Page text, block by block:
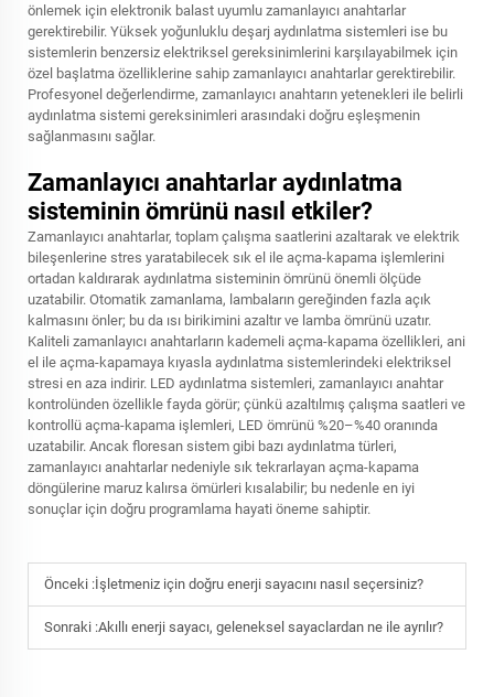
önlemek için elektronik balast uyumlu zamanlayıcı anahtarlar
gerektirebilir. Yüksek yoğunluklu deşarj aydınlatma sistemleri ise bu
sistemlerin benzersiz elektriksel gereksinimlerini karşılayabilmek için
özel başlatma özelliklerine sahip zamanlayıcı anahtarlar gerektirebilir.
Profesyonel değerlendirme, zamanlayıcı anahtarın yetenekleri ile belirli
aydınlatma sistemi gereksinimleri arasındaki doğru eşleşmenin
sağlanmasını sağlar.
Zamanlayıcı anahtarlar aydınlatma
sisteminin ömrünü nasıl etkiler?
Zamanlayıcı anahtarlar, toplam çalışma saatlerini azaltarak ve elektrik
bileşenlerine stres yaratabilecek sık el ile açma-kapama işlemlerini
ortadan kaldırarak aydınlatma sisteminin ömrünü önemli ölçüde
uzatabilir. Otomatik zamanlama, lambaların gereğinden fazla açık
kalmasını önler; bu da ısı birikimini azaltır ve lamba ömrünü uzatır.
Kaliteli zamanlayıcı anahtarların kademeli açma-kapama özellikleri, ani
el ile açma-kapamaya kıyasla aydınlatma sistemlerindeki elektriksel
stresi en aza indirir. LED aydınlatma sistemleri, zamanlayıcı anahtar
kontrolünden özellikle fayda görür; çünkü azaltılmış çalışma saatleri ve
kontrollü açma-kapama işlemleri, LED ömrünü %20–%40 oranında
uzatabilir. Ancak floresan sistem gibi bazı aydınlatma türleri,
zamanlayıcı anahtarlar nedeniyle sık tekrarlayan açma-kapama
döngülerine maruz kalırsa ömürleri kısalabilir; bu nedenle en iyi
sonuçlar için doğru programlama hayati öneme sahiptir.
Önceki :İşletmeniz için doğru enerji sayacını nasıl seçersiniz?
Sonraki :Akıllı enerji sayacı, geleneksel sayaclardan ne ile ayrılır?